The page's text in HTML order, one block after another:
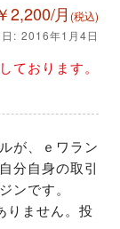
2,200/月 (税込)
: 2016年1月4日
ております。
が、ｅワラン
分自身の取引
ンです。
りません。投